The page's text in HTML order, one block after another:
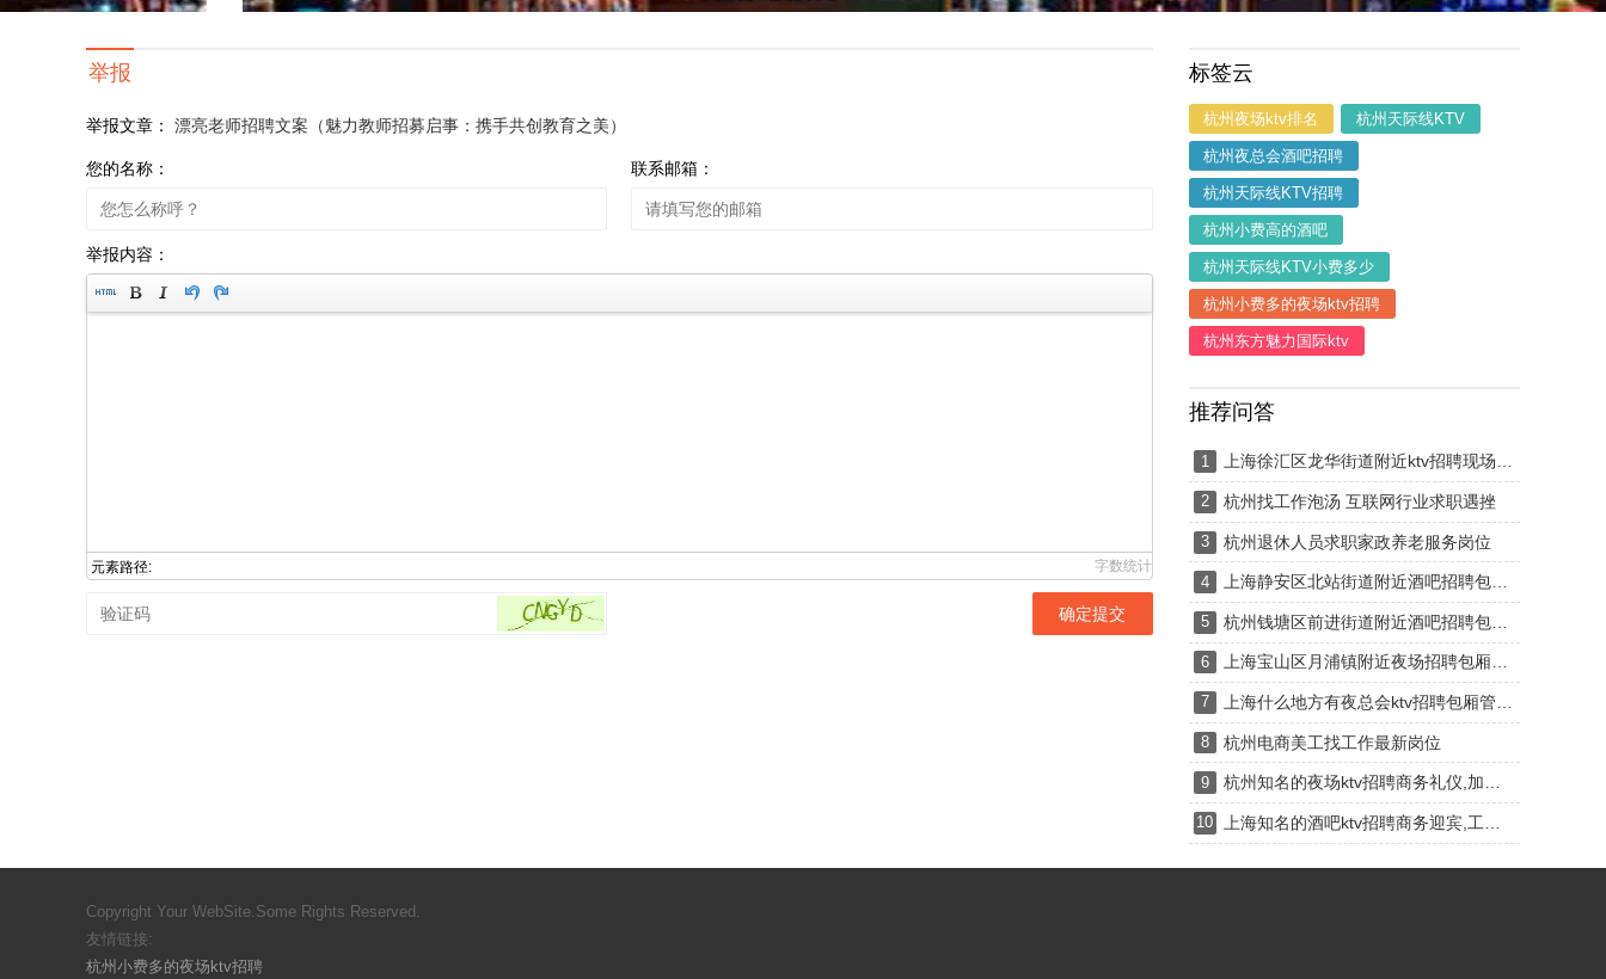
举报
举报文章： 漂亮老师招聘文案（魅力教师招募启事：携手共创教育之美）
您的名称： 联系邮箱：
举报内容：
元素路径: 字数统计
确定提交
标签云
杭州夜场ktv排名 杭州天际线KTV
杭州夜总会酒吧招聘
杭州天际线KTV招聘
杭州小费高的酒吧
杭州天际线KTV小费多少
杭州小费多的夜场ktv招聘
杭州东方魅力国际ktv
推荐问答
1 上海徐汇区龙华街道附近ktv招聘现场DJ,有哪些工作岗位
2 杭州找工作泡汤 互联网行业求职遇挫
3 杭州退休人员求职家政养老服务岗位
4 上海静安区北站街道附近酒吧招聘包厢气氛租,一个月上几天班
5 杭州钱塘区前进街道附近酒吧招聘包厢服务员,(不抽台费)
6 上海宝山区月浦镇附近夜场招聘包厢陪唱,是当天上班当天发薪吗？
7
8 杭州电商美工找工作最新岗位
9
10
Copyright Your WebSite.Some Rights Reserved.
友情链接:
杭州小费多的夜场ktv招聘